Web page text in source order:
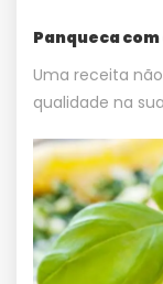
Panqueca
Uma receita
qualidade na